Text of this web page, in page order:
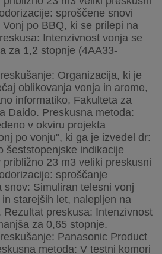
sproščene snovi
po BBQ, ki se prilepi na
Intenzivnost vonja se
za 1,2 stopnje (4AA33-
Organizacija, ki je
oblikovanja vonja in arome,
informatiko, Fakulteta za
Daido. Preskusna metoda:
v okviru projekta
po vonju", ki ga je izvedel dr:
šeststopenjske indikacije
23 m3 veliki preskusni
sproščanje
Simuliran telesni vonj
starejših let, nalepljen na
Rezultat preskusa: Intenzivnost
za 0,65 stopnje.
Panasonic Product
metoda: V testni komori